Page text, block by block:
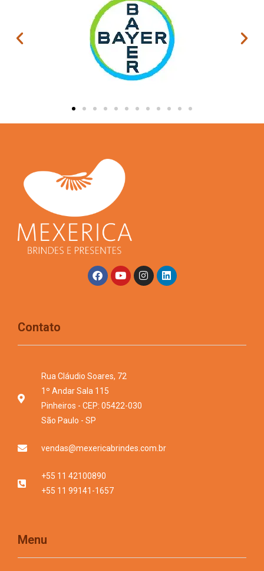
Contato
Rua Cláudio Soares, 72
1º Andar Sala 115
Pinheiros - CEP: 05422-030
São Paulo - SP
vendas@mexericabrindes.com.br
+55 11 42100890
+55 11 99141-1657
Menu